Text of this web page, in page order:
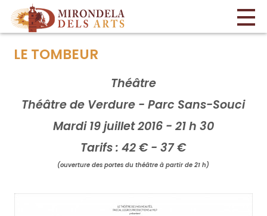
LE TOMBEUR
Théâtre
Théâtre de Verdure - Parc Sans-Souci
Mardi 19 juillet 2016 - 21 h 30
Tarifs : 42 € - 37 €
(ouverture des portes du théâtre à partir de 21 h)